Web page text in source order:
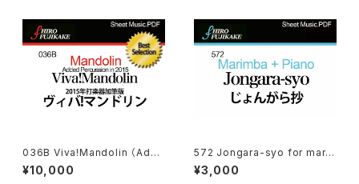
036B Viva!Mandolin （Adde
d Percussion in 2015）ヴィ
バ!マンドリン（2015年打楽器加
¥10,000
572 Jongara-syo for mari
mba with piano
¥3,000